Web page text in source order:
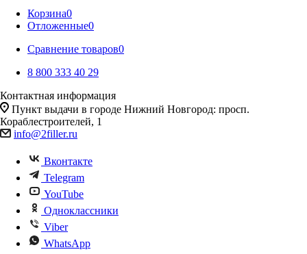
Корзина0
Отложенные0
Сравнение товаров0
8 800 333 40 29
Контактная информация
Пункт выдачи в городе Нижний Новгород: просп.
Кораблестроителей, 1
info@2filler.ru
Вконтакте
Telegram
YouTube
Одноклассники
Viber
WhatsApp